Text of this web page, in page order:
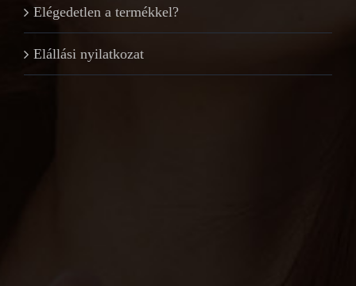
Elégedetlen a termékkel?
Elállási nyilatkozat